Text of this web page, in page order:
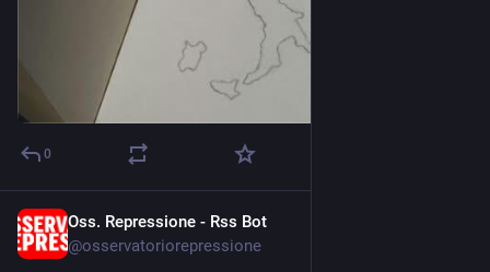
0
Oss. Repressione - Rss Bot
@osservatoriorepressione